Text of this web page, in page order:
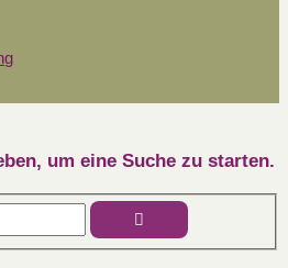
um eine Suche zu starten.